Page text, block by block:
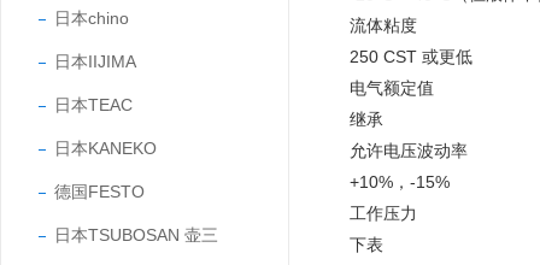
日本chino
日本IIJIMA
日本TEAC
日本KANEKO
德国FESTO
日本TSUBOSAN 壶三
流体粘度
250 CST 或更低
电气额定值
继承
允许电压波动率
+10%，-15%
工作压力
下表